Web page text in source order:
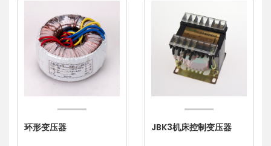
环形变压器 JBK3机床控制变压器